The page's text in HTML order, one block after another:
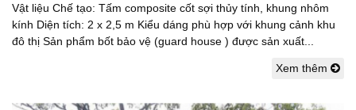
Vật liệu Chế tạo: Tấm composite cốt sợi thủy tính, khung nhôm
kính Diện tích: 2 x 2,5 m Kiểu dáng phù hợp với khung cảnh khu
đô thị Sản phẩm bốt bảo vệ (guard house ) được sản xuất...
Xem thêm